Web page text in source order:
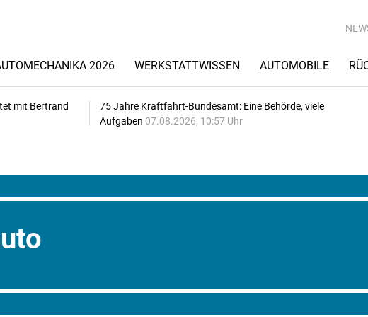
2026 WERKSTATTWISSEN AUTOMOBILE
mit Bertrand
75 Jahre Kraftfahrt-Bundesamt: Eine Behörde, viele
Aufgaben 07.08.2026, 10:57 Uhr